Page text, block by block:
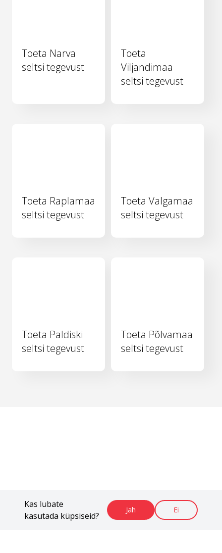
Kas lubate
kasutada küpsiseid?
Jah Ei
Toeta Narva
seltsi tegevust
Toeta
Viljandimaa
seltsi tegevust
Toeta Raplamaa
seltsi tegevust
Toeta Valgamaa
seltsi tegevust
Toeta Paldiski
seltsi tegevust
Toeta Põlvamaa
seltsi tegevust